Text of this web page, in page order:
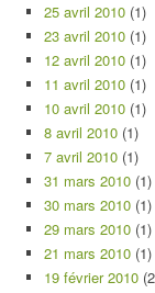
25 avril 2010 (1)
23 avril 2010 (1)
12 avril 2010 (1)
11 avril 2010 (1)
10 avril 2010 (1)
8 avril 2010 (1)
7 avril 2010 (1)
31 mars 2010 (1)
30 mars 2010 (1)
29 mars 2010 (1)
21 mars 2010 (1)
19 février 2010